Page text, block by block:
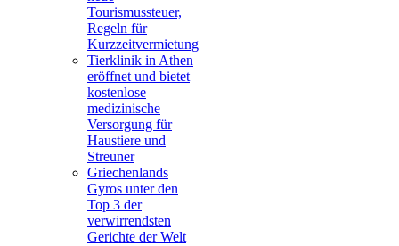
Tourismussteuer,
Regeln für
Kurzzeitvermietung
Tierklinik in Athen
eröffnet und bietet
kostenlose
medizinische
Versorgung für
Haustiere und
Streuner
Griechenlands
Gyros unter den
Top 3 der
verwirrendsten
Gerichte der Welt